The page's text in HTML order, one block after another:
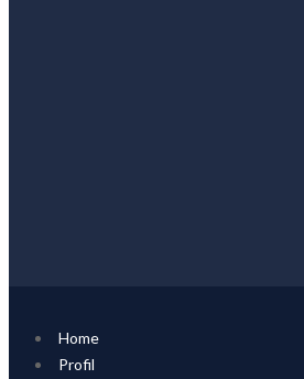
Home
Profil